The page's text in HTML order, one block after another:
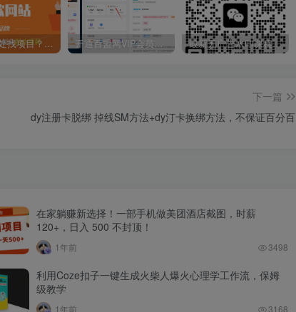
你还在到处找项目？还在当韭菜？我靠卖项目一个月收入5万+，曾经我也是个失败者。 最新无广告水印课程资源 长期更新
下一篇
dy注册卡脱绑 掉线SM方法+dy汀卡换绑方法，不保证百分百
在家躺赚新选择！一部手机做美团酒店截图，时薪
120+，日入 500 不封顶！
1年前 3498
利用Coze扣子一键生成火柴人爆火心理学工作流，保姆
级教学
1年前 3168